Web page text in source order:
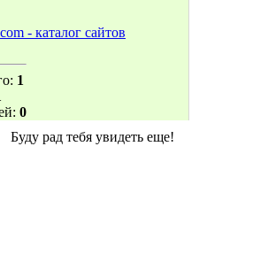
1
0
Буду рад тебя увидеть еще!